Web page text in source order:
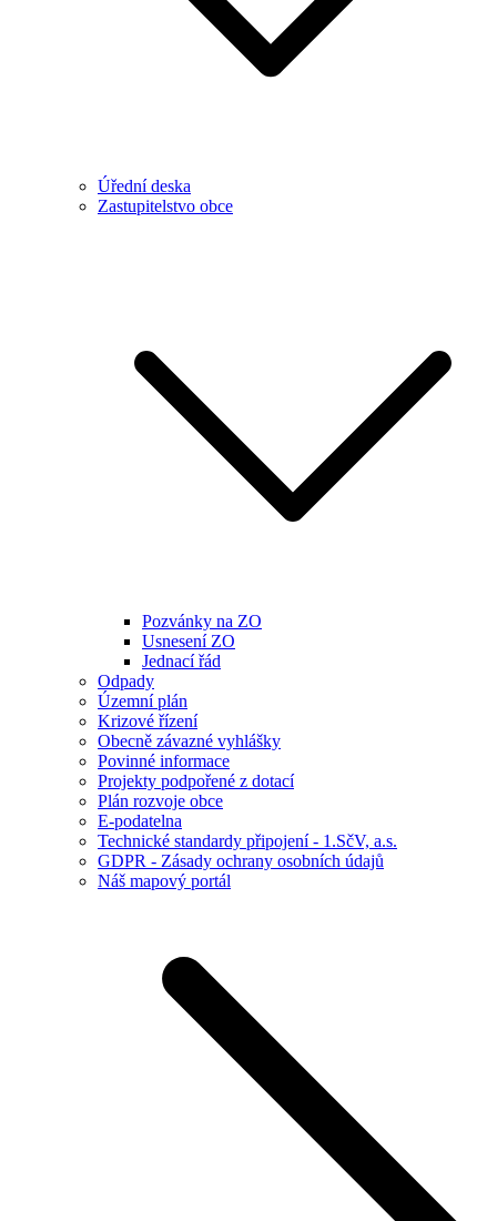
Úřední deska
Zastupitelstvo obce
Pozvánky na ZO
Usnesení ZO
Jednací řád
Odpady
Územní plán
Krizové řízení
Obecně závazné vyhlášky
Povinné informace
Projekty podpořené z dotací
Plán rozvoje obce
E-podatelna
Technické standardy připojení - 1.SčV, a.s.
GDPR - Zásady ochrany osobních údajů
Náš mapový portál